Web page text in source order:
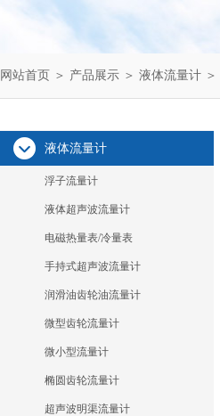
网站首页 ＞ 产品展示 ＞ 液体流量计 ＞
液体流量计
浮子流量计
液体超声波流量计
电磁热量表/冷量表
手持式超声波流量计
润滑油齿轮油流量计
微型齿轮流量计
微小型流量计
椭圆齿轮流量计
超声波明渠流量计